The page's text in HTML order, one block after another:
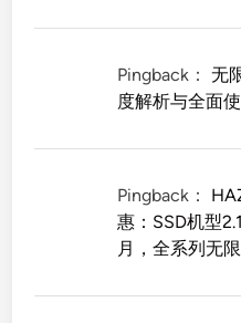
Pingback：无
度解析与全面
Pingback：
惠：SSD机型
月，全系列无